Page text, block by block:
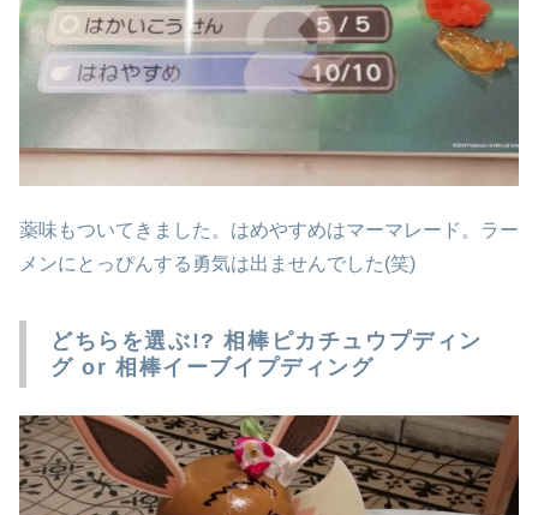
薬味もついてきました。はめやすめはマーマレード。ラー
メンにとっぴんする勇気は出ませんでした(笑)
どちらを選ぶ!? 相棒ピカチュウプディン
グ or 相棒イーブイプディング